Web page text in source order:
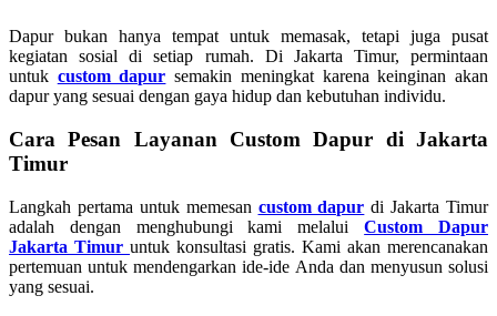
Dapur bukan hanya tempat untuk memasak, tetapi juga pusat
kegiatan sosial di setiap rumah. Di Jakarta Timur, permintaan
untuk custom dapur semakin meningkat karena keinginan akan
dapur yang sesuai dengan gaya hidup dan kebutuhan individu.
Cara Pesan Layanan Custom Dapur di Jakarta
Timur
Langkah pertama untuk memesan custom dapur di Jakarta Timur
adalah dengan menghubungi kami melaluiCustom Dapur
Jakarta Timur untuk konsultasi gratis. Kami akan merencanakan
pertemuan untuk mendengarkan ide-ide Anda dan menyusun solusi
yang sesuai.